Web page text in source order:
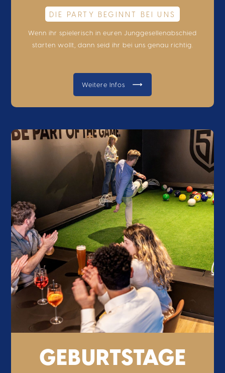
DIE PARTY BEGINNT BEI UNS
Wenn ihr spielerisch in euren Junggesellenabschied
starten wollt, dann seid ihr bei uns genau richtig.
Weitere Infos
GEBURTSTAGE